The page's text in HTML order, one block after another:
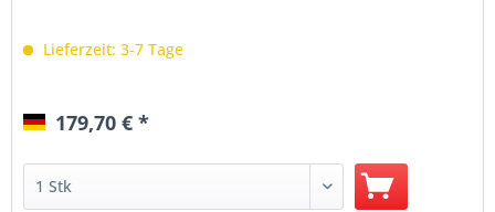
Lieferzeit: 3-7 Tage
179,70 € *